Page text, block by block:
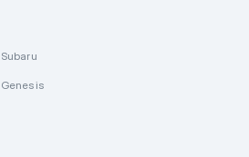
Subaru
Genesis